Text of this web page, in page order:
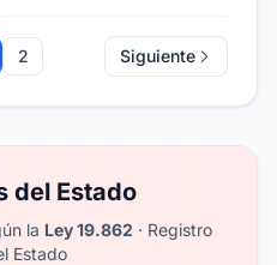
2 Siguiente
del Estado
la Ley 19.862 · Registro
Estado